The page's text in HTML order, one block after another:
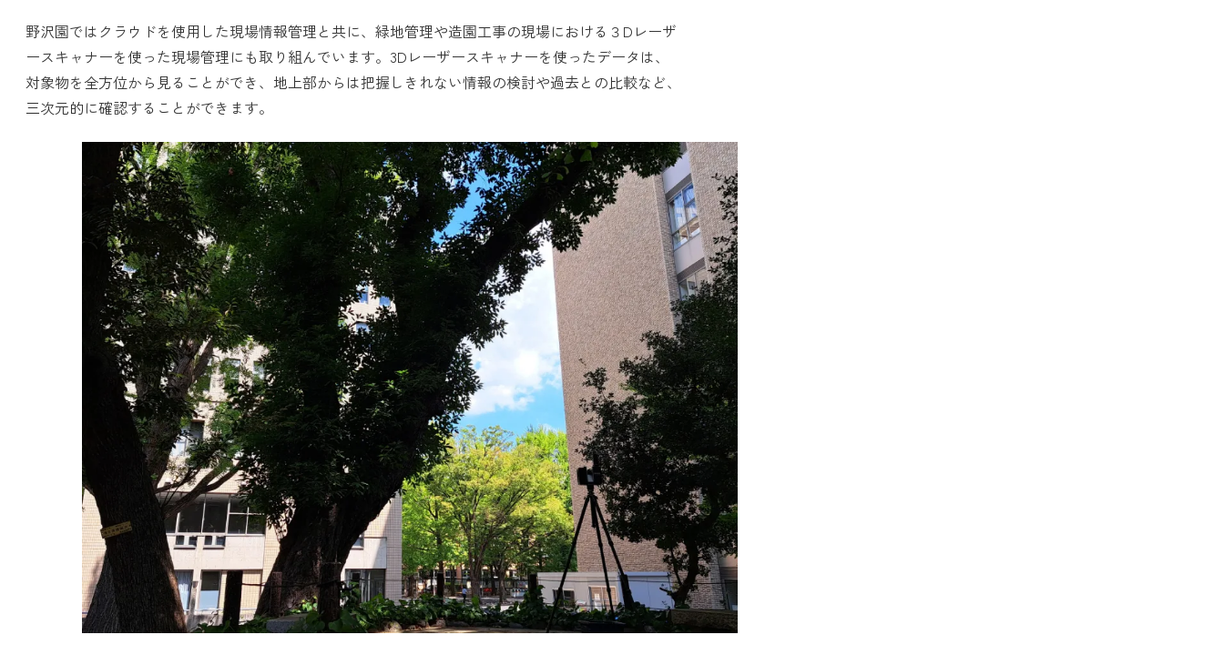
野沢園ではクラウドを使用した現場情報管理と共に、緑地管理や造園工事の現場における３Dレーザ
ースキャナーを使った現場管理にも取り組んでいます。3Dレーザースキャナーを使ったデータは、
対象物を全方位から見ることができ、地上部からは把握しきれない情報の検討や過去との比較など、
三次元的に確認することができます。